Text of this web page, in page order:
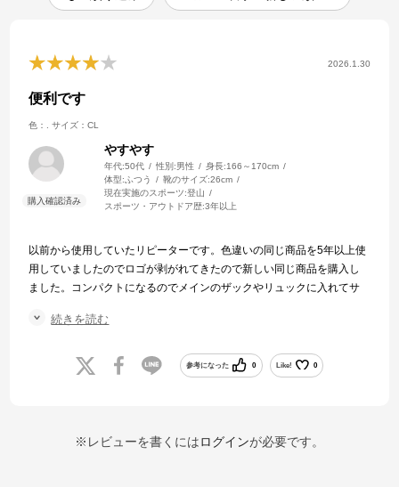
2026.1.30
便利です
色：. サイズ：CL
やすやす
年代:50代 性別:男性 身長:166～170cm
体型:ふつう 靴のサイズ:26cm
現在実施のスポーツ:登山
スポーツ・アウトドア歴:3年以上
以前から使用していたリピーターです。色違いの同じ商品を5年以上使
用していましたのでロゴが剥がれてきたので新しい同じ商品を購入し
ました。コンパクトになるのでメインのザックやリュックに入れてサ
望するとすれば着たものにもよりますが肩ベルトや背中で滑り易いと
続きを読む
参考になった 0 Like! 0
※レビューを書くにはログインが必要です。